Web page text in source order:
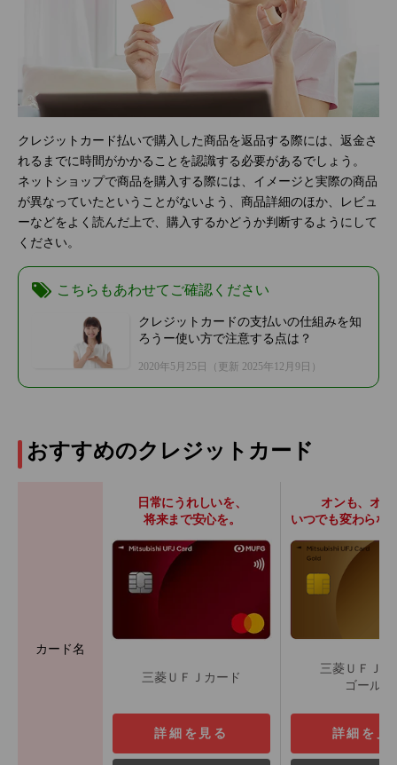
クレジットカード払いで購入した商品を返品する際には、返金さ
れるまでに時間がかかることを認識する必要があるでしょう。
ネットショップで商品を購入する際には、イメージと実際の商品
が異なっていたということがないよう、商品詳細のほか、レビュ
ーなどをよく読んだ上で、購入するかどうか判断するようにして
ください。
こちらもあわせてご確認ください
クレジットカードの支払いの仕組みを知
ろうー使い方で注意する点は？
2020年5月25日 （更新 2025年12月9日）
おすすめのクレジットカード
カード名
日常にうれしいを、
将来まで安心を。
オンも、オフ
いつでも変わらな
三菱ＵＦＪカード
三菱ＵＦＪカ
ゴールド
詳細を見る 詳細を見